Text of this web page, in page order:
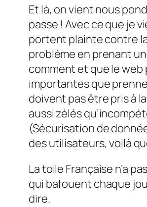
Et là, on vient nous
passe ! Avec ce que je
portent plainte contre
problème en prenant
comment et que le web
importantes que
doivent pas être pris à
aussi zélés
(Sécurisation de
des utilisateurs, voilà
La toile Française n’a
qui bafouent chaque
dire.